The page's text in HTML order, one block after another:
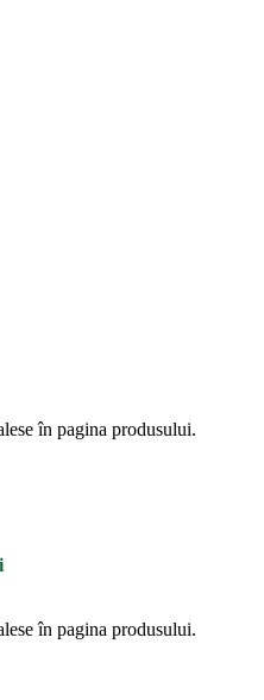
în pagina produsului.
în pagina produsului.